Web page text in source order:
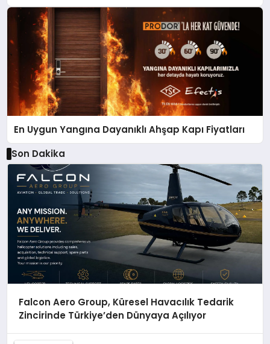
En Uygun Yangına Dayanıklı Ahşap Kapı Fiyatları
Son Dakika
Falcon Aero Group, Küresel Havacılık Tedarik
Zincirinde Türkiye’den Dünyaya Açılıyor